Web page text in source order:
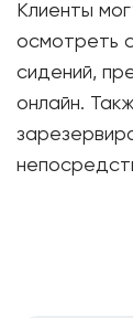
Клиенты
осмотреть
сидений,
онлайн.